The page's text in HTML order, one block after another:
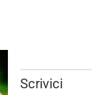
Scrivici